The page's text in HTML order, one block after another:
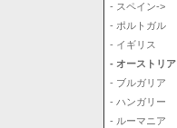
- スペイン->
- ポルトガル
- イギリス
- オーストリア
- ブルガリア
- ハンガリー
- ルーマニア